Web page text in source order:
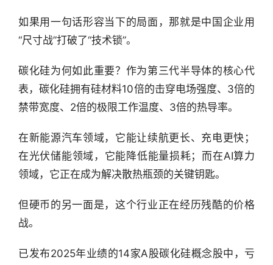
如果用一句话形容当下的局面，那就是中国企业用
“尺寸战”打破了“技术锁”。
碳化硅为何如此重要？作为第三代半导体的核心代
表，碳化硅拥有硅材料10倍的击穿电场强度、3倍的
禁带宽度、2倍的极限工作温度、3倍的热导率。
在新能源汽车领域，它能让续航更长、充电更快；
在光伏储能领域，它能降低能量损耗；而在AI算力
领域，它正在成为解决散热瓶颈的关键钥匙。
但硬币的另一面是，这个行业正在经历残酷的价格
战。
已发布2025年业绩的14家A股碳化硅概念股中，亏